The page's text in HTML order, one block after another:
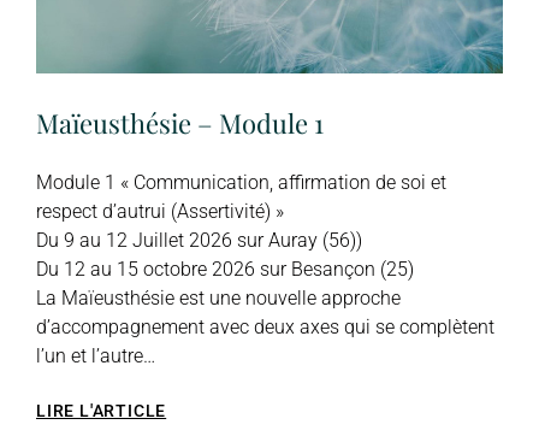
Maïeusthésie – Module 1
Module 1 « Communication, affirmation de soi et
respect d’autrui (Assertivité) »
Du 9 au 12 Juillet 2026 sur Auray (56))
Du 12 au 15 octobre 2026 sur Besançon (25)
La Maïeusthésie est une nouvelle approche
d’accompagnement avec deux axes qui se complètent
l’un et l’autre…
LIRE L'ARTICLE